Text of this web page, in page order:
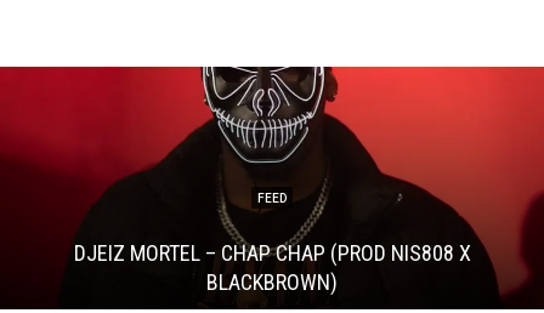
FEED
DJEIZ MORTEL – CHAP CHAP (PROD NIS808 X
BLACKBROWN)